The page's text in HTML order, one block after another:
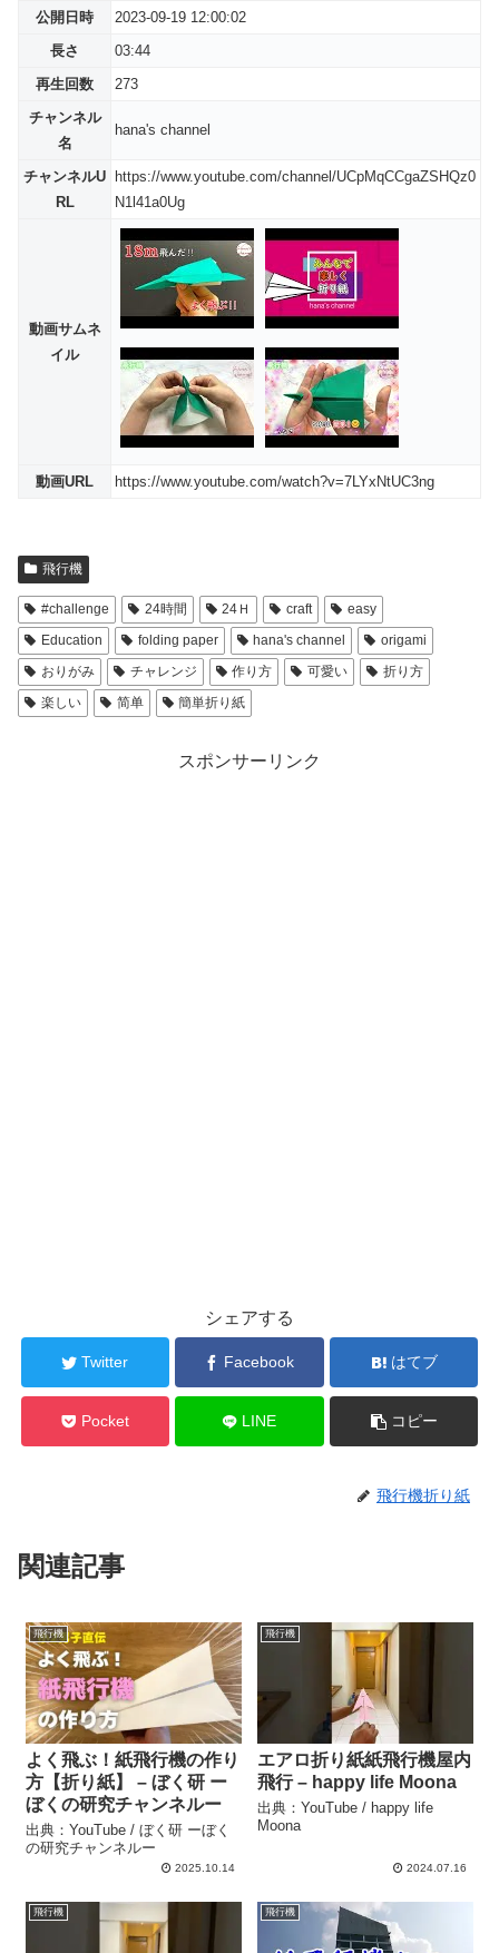
公開日時
2023-09-19 12:00:02
長さ
03:44
再生回数
273
チャンネル
名
hana's channel
チャンネルU
RL
https://www.youtube.com/channel/UCpMqCCgaZSHQz0
N1l41a0Ug
動画サムネ
イル
動画URL https://www.youtube.com/watch?v=7LYxNtUC3ng
飛行機
#challenge 24時間 24Ｈ craft
easy
Education
folding paper hana's channel
origami
おりがみ
チャレンジ 作り方 可愛い
折り方
楽しい
简单 簡単折り紙
スポンサーリンク
シェアする
Twitter Facebook はてブ
Pocket LINE コピー
飛行機折り紙
関連記事
飛行機
よく飛ぶ！紙飛行機の作り
方【折り紙】 – ぼく研 ー
ぼくの研究チャンネルー
出典：YouTube / ぼく研 ーぼく
の研究チャンネルー
2025.10.14
飛行機
エアロ折り紙紙飛行機屋内
飛行 – happy life Moona
出典：YouTube / happy life
Moona
2024.07.16
飛行機 飛行機